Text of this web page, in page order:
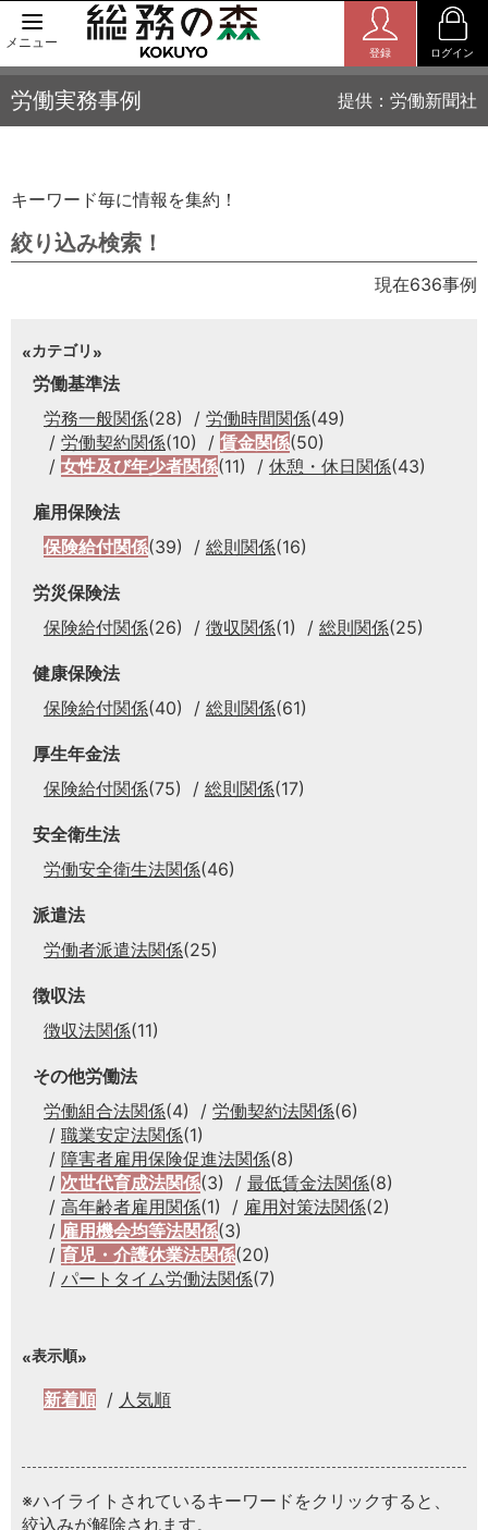
メニュー
登録 ログイン
労働実務事例 提供：労働新聞社
キーワード毎に情報を集約！
絞り込み検索！
現在636事例
カテゴリ
労働基準法
労務一般関係(28) 労働時間関係(49)
労働契約関係(10) 賃金関係(50)
女性及び年少者関係(11) 休憩・休日関係(43)
雇用保険法
保険給付関係(39) 総則関係(16)
労災保険法
保険給付関係(26) 徴収関係(1) 総則関係(25)
健康保険法
保険給付関係(40) 総則関係(61)
厚生年金法
保険給付関係(75) 総則関係(17)
安全衛生法
労働安全衛生法関係(46)
派遣法
労働者派遣法関係(25)
徴収法
徴収法関係(11)
その他労働法
労働組合法関係(4) 労働契約法関係(6)
職業安定法関係(1)
障害者雇用保険促進法関係(8)
次世代育成法関係(3) 最低賃金法関係(8)
高年齢者雇用関係(1) 雇用対策法関係(2)
雇用機会均等法関係(3)
育児・介護休業法関係(20)
パートタイム労働法関係(7)
表示順
新着順 人気順
※ハイライトされているキーワードをクリックすると、
絞込みが解除されます。